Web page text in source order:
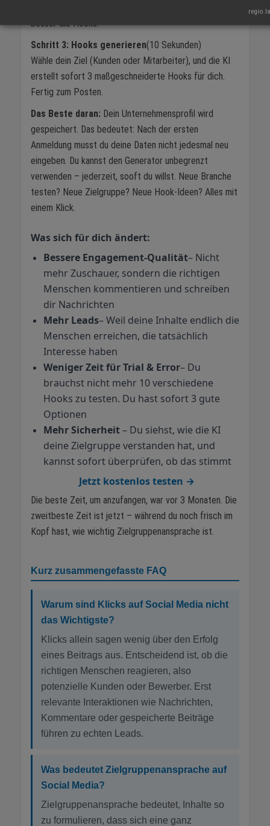
besser die Hooks.
Schritt 3: Hooks generieren(10 Sekunden)
Wähle dein Ziel (Kunden oder Mitarbeiter), und die KI
erstellt sofort 3 maßgeschneiderte Hooks für dich.
Fertig zum Posten.
Das Beste daran: Dein Unternehmensprofil wird
gespeichert. Das bedeutet: Nach der ersten
Anmeldung musst du deine Daten nicht jedesmal neu
eingeben. Du kannst den Generator unbegrenzt
verwenden – jederzeit, sooft du willst. Neue Branche
testen? Neue Zielgruppe? Neue Hook-Ideen? Alles mit
einem Klick.
Was sich für dich ändert:
Bessere Engagement-Qualität– Nicht
mehr Zuschauer, sondern die richtigen
Menschen kommentieren und schreiben
dir Nachrichten
Mehr Leads– Weil deine Inhalte endlich die
Menschen erreichen, die tatsächlich
Interesse haben
Weniger Zeit für Trial & Error– Du
brauchst nicht mehr 10 verschiedene
Hooks zu testen. Du hast sofort 3 gute
Optionen
Mehr Sicherheit– Du siehst, wie die KI
deine Zielgruppe verstanden hat, und
kannst sofort überprüfen, ob das stimmt
Jetzt kostenlos testen →
Die beste Zeit, um anzufangen, war vor 3 Monaten. Die
zweitbeste Zeit ist jetzt – während du noch frisch im
Kopf hast, wie wichtig Zielgruppenansprache ist.
Kurz zusammengefasste FAQ
Warum sind Klicks auf Social Media nicht
das Wichtigste?
Klicks allein sagen wenig über den Erfolg
eines Beitrags aus. Entscheidend ist, ob die
richtigen Menschen reagieren, also
potenzielle Kunden oder Bewerber. Erst
relevante Interaktionen wie Nachrichten,
Kommentare oder gespeicherte Beiträge
führen zu echten Leads.
Was bedeutet Zielgruppenansprache auf
Social Media?
Zielgruppenansprache bedeutet, Inhalte so
zu formulieren, dass sich eine ganz